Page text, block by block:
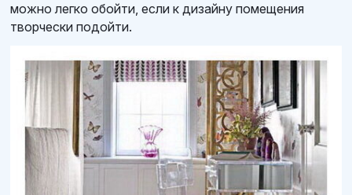
можно легко обойти, если к дизайну помещения
творчески подойти.